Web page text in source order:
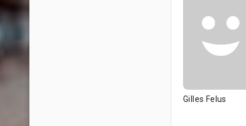
Gilles Felus